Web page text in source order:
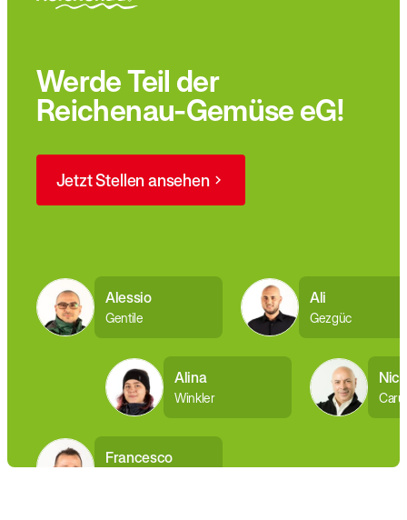
Werde Teil der
Reichenau-Gemüse eG!
Jetzt Stellen ansehen
Alessio
Gentile
Ali
Gezgüc
Alina
Winkler
Nico
Francesco